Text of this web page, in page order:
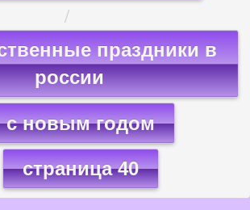
праздники в
россии
с новым годом
страница 40